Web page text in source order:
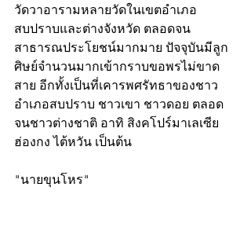
วัดวาอารามหลายวัดในเขตอำเภอ
สบปราบและต่างจังหวัด ตลอดจน
สาธารณประโยชน์มากมาย ปัจจุบันมีลูก
ศิษย์จำนวนมากเข้ากราบขอพรไม่ขาด
สาย อีกทั้งเป็นที่เคารพศรัทธาของชาว
อำเภอสบปราบ ชาวเขา ชาวดอย ตลอด
จนชาวต่างชาติ อาทิ สิงคโปร์มาเลเซีย
ฮ่องกง ไต้หวัน เป็นต้น
"นายขุนโหร"